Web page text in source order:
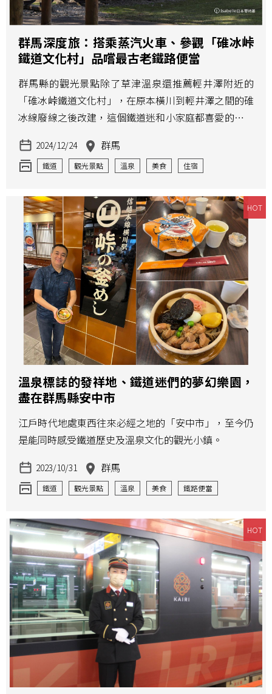
群馬深度旅：搭乘蒸汽火車、參觀「碓冰峠
鐵道文化村」品嚐最古老鐵路便當
群馬縣的觀光景點除了草津溫泉還推薦輕井澤附近的
「碓冰峠鐵道文化村」，在原本橫川到輕井澤之間的碓
冰線廢線之後改建，這個鐵道迷和小家庭都喜愛的主題
車、觀光小火車。
2024/12/24 群馬
鐵道 觀光景點 溫泉 美食
住宿
HOT
溫泉標誌的發祥地、鐵道迷們的夢幻樂園，
盡在群馬縣安中市
江戶時代地處東西往來必經之地的「安中市」，至今仍
是能同時感受鐵道歷史及溫泉文化的觀光小鎮。
2023/10/31 群馬
鐵道 觀光景點 溫泉 美食
鐵路便當
HOT